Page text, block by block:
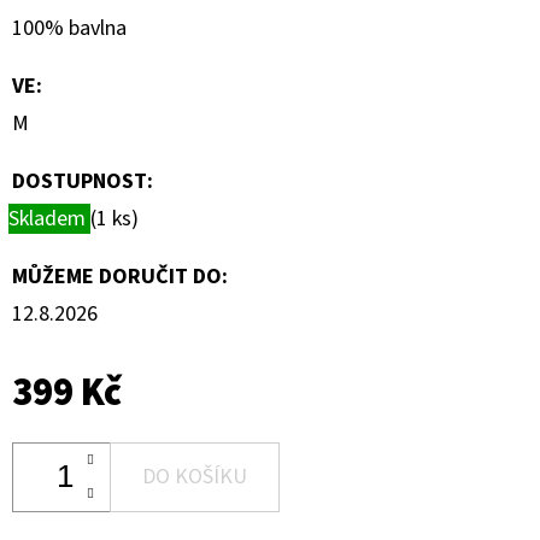
100% bavlna
VE:
M
DOSTUPNOST:
Skladem (1 ks)
MŮŽEME DORUČIT DO:
12.8.2026
399 Kč
DO KOŠÍKU